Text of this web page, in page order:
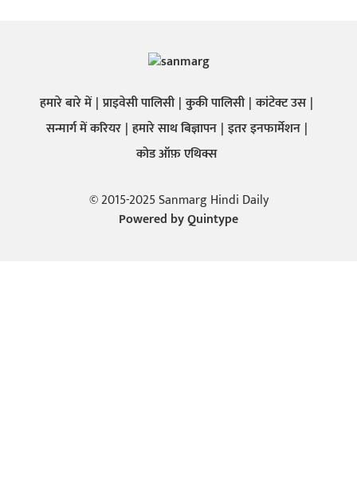
हमारे बारे में प्राइवेसी पालिसी कुकी पालिसी कांटेक्ट उस
सन्मार्ग में करियर हमारे साथ बिज्ञापन इतर इनफार्मेशन
कोड ऑफ़ एथिक्स
© 2015-2025 Sanmarg Hindi Daily
Powered byQuintype